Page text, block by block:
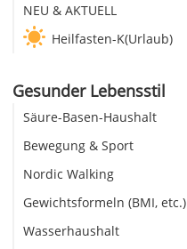
NEU & AKTUELL
Heilfasten-K(Urlaub)
Gesunder Lebensstil
Säure-Basen-Haushalt
Bewegung & Sport
Nordic Walking
Gewichtsformeln (BMI, etc.)
Wasserhaushalt